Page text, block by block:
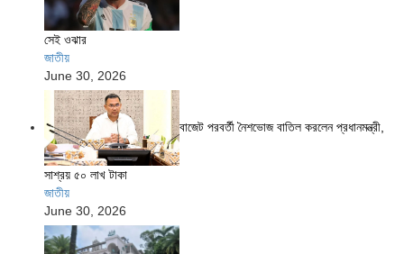
সেই ওঝার
জাতীয়
June 30, 2026
বাজেট পরবর্তী নৈশভোজ বাতিল করলেন প্রধানমন্ত্রী,
সাশ্রয় ৫০ লাখ টাকা
জাতীয়
June 30, 2026